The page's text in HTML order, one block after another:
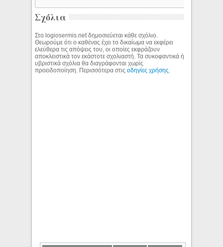
Σχόλια
Στο logiosermis.net δημοσιεύεται κάθε σχόλιο.
Θεωρούμε ότι ο καθένας έχει το δικαίωμα να εκφέρει
ελεύθερα τις απόψεις του, οι οποίες εκφράζουν
αποκλειστικά τον εκάστοτε σχολιαστή. Τα συκοφαντικά ή
υβριστικά σχόλια θα διαγράφονται χωρίς
προειδοποίηση. Περισσότερα στιςοδηγίες χρήσης